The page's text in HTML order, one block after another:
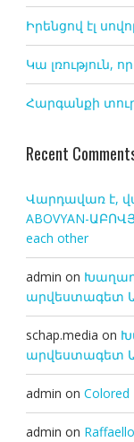
Իրենցով էլ
Կա լռություն,
Հարգանքի
Recent
Վարդավառ է,
ABOVYAN-
each other
admin on Խաղաղ
արվեստագետ
schap.media on
արվեստագետ
admin on
admin on